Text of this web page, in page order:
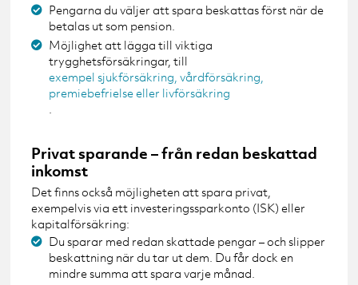
Pengarna du väljer att spara beskattas först när de
betalas ut som pension.
Möjlighet att lägga till viktiga
trygghetsförsäkringar, till
exempel sjukförsäkring, vårdförsäkring,
premiebefrielse eller livförsäkring
.
Privat sparande – från redan beskattad
inkomst
Det finns också möjligheten att spara privat,
exempelvis via ett investeringssparkonto (ISK) eller
kapitalförsäkring:
Du sparar med redan skattade pengar – och slipper
beskattning när du tar ut dem. Du får dock en
mindre summa att spara varje månad.